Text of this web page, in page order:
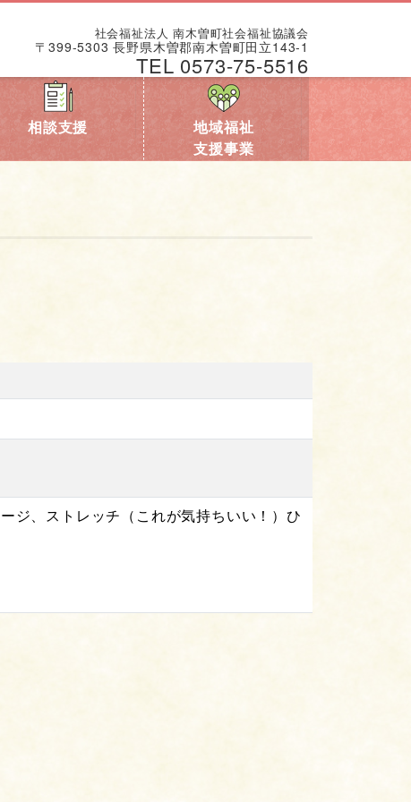
社会福祉法人 南木曽町社会福祉協議会
〒399-5303 長野県木曽郡南木曽町田立143-1
TEL 0573-75-5516
相談支援
地域福祉
支援事業
ジ、ストレッチ（これが気持ちいい！）ひ